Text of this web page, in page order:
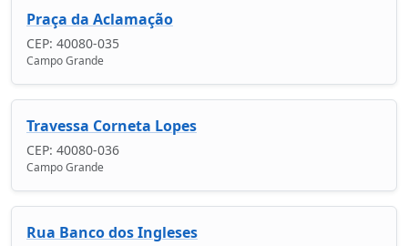
Praça da Aclamação
CEP: 40080-035
Campo Grande
Travessa Corneta Lopes
CEP: 40080-036
Campo Grande
Rua Banco dos Ingleses